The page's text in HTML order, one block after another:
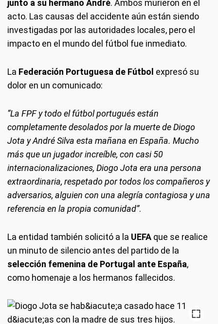
junto a su hermano André. Ambos murieron en el
acto. Las causas del accidente aún están siendo
investigadas por las autoridades locales, pero el
impacto en el mundo del fútbol fue inmediato.
La Federación Portuguesa de Fútbol expresó su
dolor en un comunicado:
“La FPF y todo el fútbol portugués están
completamente desolados por la muerte de Diogo
Jota y André Silva esta mañana en España. Mucho
más que un jugador increíble, con casi 50
internacionalizaciones, Diogo Jota era una persona
extraordinaria, respetado por todos los compañeros y
adversarios, alguien con una alegría contagiosa y una
referencia en la propia comunidad”.
La entidad también solicitó a la UEFA que se realice
un minuto de silencio antes del partido de la
selección femenina de Portugal ante España,
como homenaje a los hermanos fallecidos.